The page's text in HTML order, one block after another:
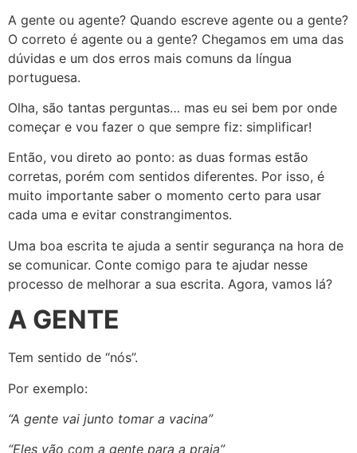
A gente ou agente? Quando escreve agente ou a gente?
O correto é agente ou a gente? Chegamos em uma das
dúvidas e um dos erros mais comuns da língua
portuguesa.
Olha, são tantas perguntas… mas eu sei bem por onde
começar e vou fazer o que sempre fiz: simplificar!
Então, vou direto ao ponto: as duas formas estão
corretas, porém com sentidos diferentes. Por isso, é
muito importante saber o momento certo para usar
cada uma e evitar constrangimentos.
Uma boa escrita te ajuda a sentir segurança na hora de
se comunicar. Conte comigo para te ajudar nesse
processo de melhorar a sua escrita. Agora, vamos lá?
A GENTE
Tem sentido de “nós”.
Por exemplo:
“A gente vai junto tomar a vacina”
“Eles vão com a gente para a praia”